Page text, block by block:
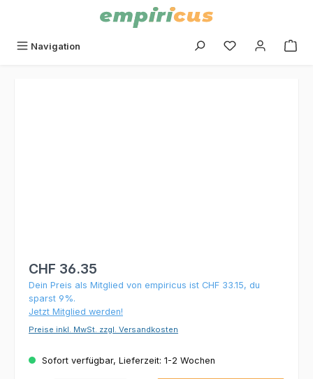
Navigation Du hast 0
CHF 36.35
Dein Preis als Mitglied von empiricus ist CHF 33.15, du
sparst 9%.
Jetzt Mitglied werden!
Preise inkl. MwSt. zzgl. Versandkosten
Sofort verfügbar, Lieferzeit: 1-2 Wochen